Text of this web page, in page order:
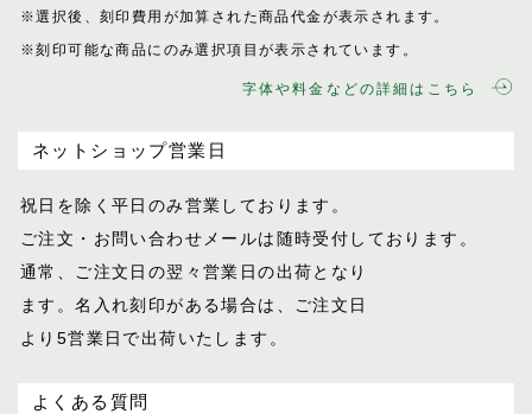
※選択後、刻印費用が加算された商品代金が表示 されます。
※刻印可能な商品にのみ選択項目が表示されてい ます。
字体や料金などの詳細はこちら
ネットショップ営業日
祝日を除く平日のみ営業しております。
ご注文・お問い合わせメールは随時受付し ております。
通常、ご注文日の翌々営業日の出荷となり
ます。名入れ刻印がある場合は、ご注文日
より5営業日で出荷いたします。
よくある質問